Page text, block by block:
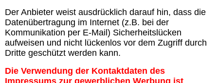
Der Anbieter weist ausdrücklich darauf hin, dass die
Datenübertragung im Internet (z.B. bei der
Kommunikation per E-Mail) Sicherheitslücken
aufweisen und nicht lückenlos vor dem Zugriff durch
Dritte geschützt werden kann.
Die Verwendung der Kontaktdaten des